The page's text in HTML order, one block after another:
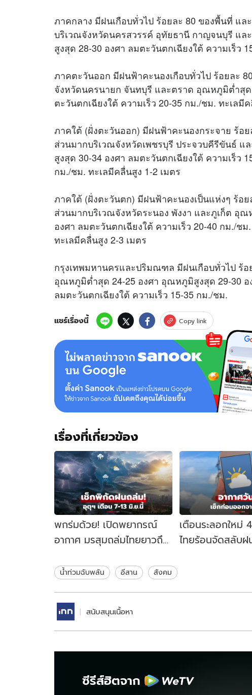
ภาคกลาง มีฝนเกือบทั่วไป ร้อยละ 80 ของพื้นที่ แ
บริเวณจังหวัดนครสวรรค์ อุทัยธานี กาญจนบุรี แ
สูงสุด 28-30 องศา ลมตะวันตกเฉียงใต้ ความเร็ว
ภาคตะวันออก มีฝนฟ้าคะนองเกือบทั่วไป ร้อยละ
จังหวัดนครนายก จันทบุรี และตราด อุณหภูมิต่ำสุ
ตะวันตกเฉียงใต้ ความเร็ว 20-35 กม./ชม. ทะเลมี
ภาคใต้ (ฝั่งตะวันออก) มีฝนฟ้าคะนองกระจาย ร้อ
ส่วนมากบริเวณจังหวัดเพชรบุรี ประจวบคีรีขันธ์
สูงสุด 30-34 องศา ลมตะวันตกเฉียงใต้ ความเร็ว
กม./ชม. ทะเลมีคลื่นสูง 1-2 เมตร
ภาคใต้ (ฝั่งตะวันตก) มีฝนฟ้าคะนองเป็นแห่งๆ ร้อ
ส่วนมากบริเวณจังหวัดระนอง พังงา และภูเก็ต อุ
องศา ลมตะวันตกเฉียงใต้ ความเร็ว 20-40 กม./ชม.
ทะเลมีคลื่นสูง 2-3 เมตร
กรุงเทพมหานครและปริมณฑล มีฝนเกือบทั่วไป ร้
อุณหภูมิต่ำสุด 24-25 องศา อุณหภูมิสูงสุด 29-30 อ
ลมตะวันตกเฉียงใต้ ความเร็ว 15-35 กม./ชม.
แชร์เรื่องนี้ Copy link
เรื่องที่เกี่ยวข้อง
พกร่มด้วย! เปิดพยากรณ์
อากาศ มรสุมถล่มไทยยาวถึง
ด้วย
เตือนระลอกใหม่
ไทยร้อนจัดสลับฝ
น้ำท่วมฉับพลัน อีสาน สังคม
สนับสนุนเนื้อหา
ซีรีส์ฮิตจาก